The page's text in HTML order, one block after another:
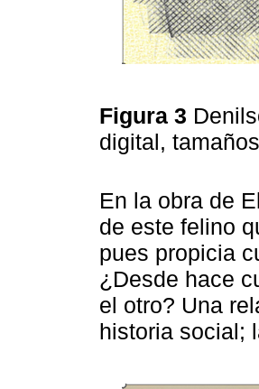
Figura 3
digital,
En la obra de
de este felino
pues propicia
¿Desde hace
el otro? Una
historia social;